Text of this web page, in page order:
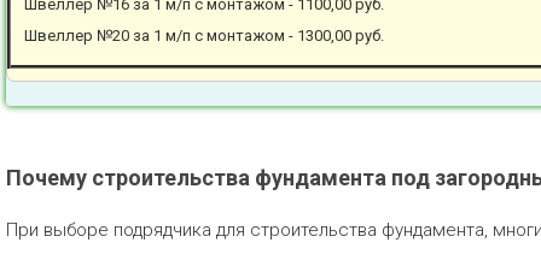
Швеллер №16 за 1 м/п с монтажом - 1100,00 руб.
Швеллер №20 за 1 м/п с монтажом - 1300,00 руб.
Почему строительства фундамента под
При выборе подрядчика для строительства фундамента,